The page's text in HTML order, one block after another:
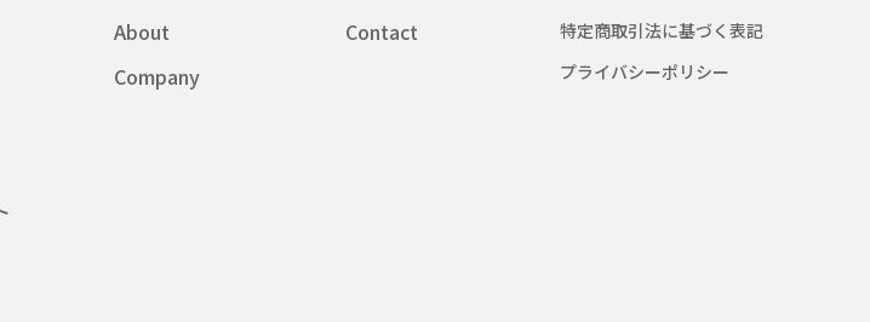
About
Company
Contact
特定商取引法に基づく表記
プライバシーポリシー